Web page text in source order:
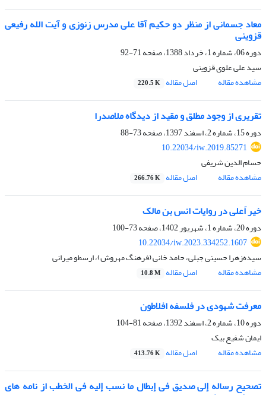
معاد جسمانی از منظر دو حکیم آقا علی مدرس زنوزی و آیت الله رفیعی
قزوینی
دوره 06، شماره 1، خرداد 1388، صفحه
71-92
سید علی علوی قزوینی
مشاهده مقاله
اصل مقاله 220.5 K
تقریری از وجود مطلق و مقید از دیدگاه ملاصدرا
دوره 15، شماره 2، اسفند 1397، صفحه
73-88
10.22034/iw.2019.85271
حسام الدین شریفی
مشاهده مقاله
اصل مقاله 266.76 K
خیر اَعلی در روایات انس بن مالک
دوره 20، شماره 1، شهریور 1402، صفحه
73-100
10.22034/iw.2023.334252.1607
سیده‌زهرا حسینی جبلی، حامد خانی (فرهنگ مهروش)، ارسطو میرانی
مشاهده مقاله
اصل مقاله 10.8 M
معرفت شهودی در فلسفه‌ افلاطون
دوره 10، شماره 2، اسفند 1392، صفحه
81-104
ایمان شفیع بیک
مشاهده مقاله
اصل مقاله 413.76 K
تصحیح رساله إلی صدیق فی إبطال ما نسب إلیه فی الخطب از نامه های